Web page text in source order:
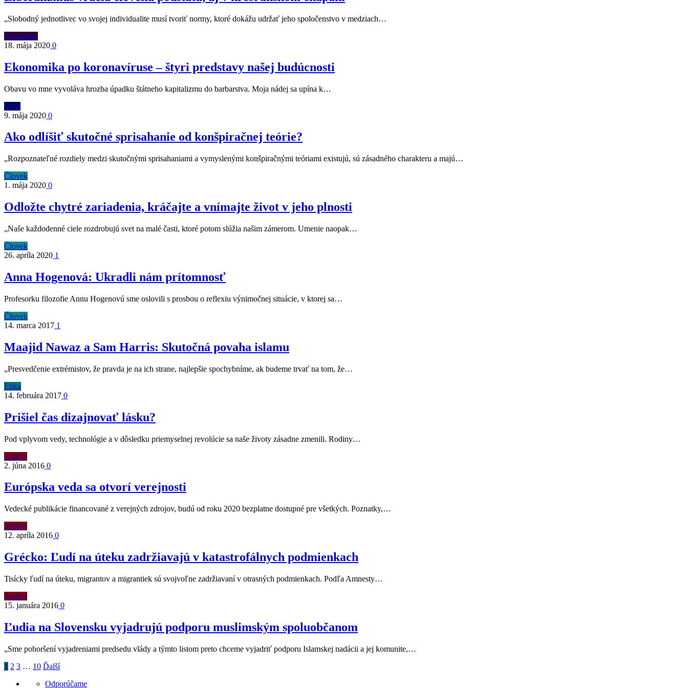
„Slobodný jednotlivec vo svojej individualite musí tvoriť normy, ktoré dokážu udržať jeho spoločenstvo v medziach…
Slovensko
18. mája 2020 0
Ekonomika po koronavíruse – štyri predstavy našej budúcnosti
Obavu vo mne vyvoláva hrozba úpadku štátneho kapitalizmu do barbarstva. Moja nádej sa upína k…
Veda
9. mája 2020 0
Ako odlíšiť skutočné sprisahanie od konšpiračnej teórie?
„Rozpoznateľné rozdiely medzi skutočnými sprisahaniami a vymyslenými konšpiračnými teóriami existujú, sú zásadného charakteru a majú…
Človek
1. mája 2020 0
Odložte chytré zariadenia, kráčajte a vnímajte život v jeho plnosti
„Naše každodenné ciele rozdrobujú svet na malé časti, ktoré potom slúžia našim zámerom. Umenie naopak…
Človek
26. apríla 2020 1
Anna Hogenová: Ukradli nám prítomnosť
Profesorku filozofie Annu Hogenovú sme oslovili s prosbou o reflexiu výnimočnej situácie, v ktorej sa…
Človek
14. marca 2017 1
Maajid Nawaz a Sam Harris: Skutočná povaha islamu
„Presvedčenie extrémistov, že pravda je na ich strane, najlepšie spochybníme, ak budeme trvať na tom, že…
Etika
14. februára 2017 0
Prišiel čas dizajnovať lásku?
Pod vplyvom vedy, technológie a v dôsledku priemyselnej revolúcie sa naše životy zásadne zmenili. Rodiny…
Správy
2. júna 2016 0
Európska veda sa otvorí verejnosti
Vedecké publikácie financované z verejných zdrojov, budú od roku 2020 bezplatne dostupné pre všetkých. Poznatky,…
Správy
12. apríla 2016 0
Grécko: Ľudí na úteku zadržiavajú v katastrofálnych podmienkach
Tisícky ľudí na úteku, migrantov a migrantiek sú svojvoľne zadržiavaní v otrasných podmienkach. Podľa Amnesty…
Správy
15. januára 2016 0
Ľudia na Slovensku vyjadrujú podporu muslimským spoluobčanom
„Sme pohoršení vyjadreniami predsedu vlády a týmto listom preto chceme vyjadriť podporu Islamskej nadácii a jej komunite,…
1 2 3 … 10 Ďalší
Odporúčame